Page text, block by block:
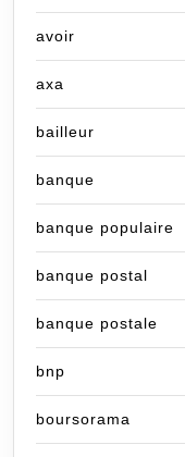
avoir
axa
bailleur
banque
banque populaire
banque postal
banque postale
bnp
boursorama